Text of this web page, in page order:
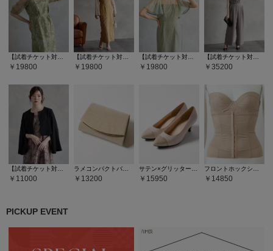
19800 19800 19800 35200
11000 13200 15950 14850
PICKUP EVENT